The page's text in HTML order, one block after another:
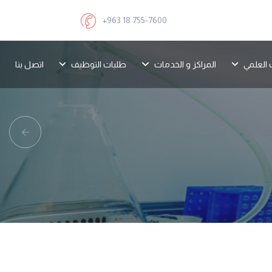
+963 18 755-7600
العلمي المراكز و الخدمات طلبات التوظيف اتصل بنا